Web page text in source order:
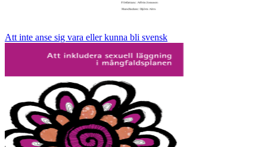
Att inte anse sig vara eller kunna bli svensk